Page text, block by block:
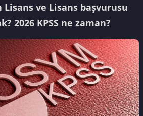
ve Lisans başvurusu
2026 KPSS ne zaman?